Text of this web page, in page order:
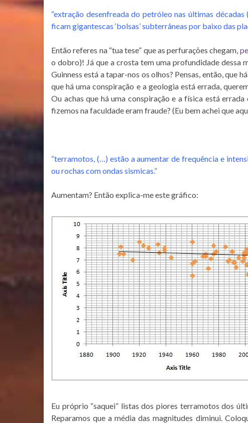
“extração desenfreada do petróleo nas últimas
ficam gigantescas ‘bolsas’ subterrâneas por baixo das
Então referes na “tua tese” que as perfurações chegam,
o dobro)! Já que a crosta tem uma profundidade dessa
Guinness está a tapar-nos os olhos? Pensas, então, que
que há uma conspiração e a geologia está errada,
Ou achas que há uma conspiração e a física está
fizemos na faculdade eram fraude? (Eu bem achei que
“terramotos, (…) estão a aumentar de frequência e
ou rochas com ondas sismicas.”
Aumentam? Então explica-me este gráfico:
Eu próprio “saquei” listas dos piores terramotos dos
Reparamos que a média das magnitudes diminui.